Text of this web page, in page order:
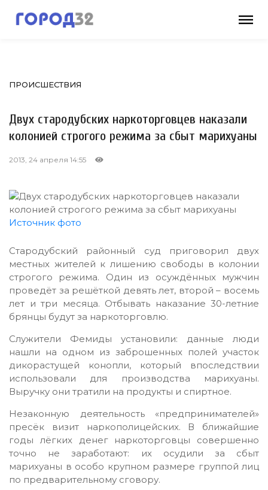
ПРОИСШЕСТВИЯ
Двух стародубских наркоторговцев наказали
колонией строгого режима за сбыт марихуаны
2013, 24 апреля 14:55
Источник фото
Стародубский районный суд приговорил двух
местных жителей к лишению свободы в колонии
строгого режима. Один из осуждённых мужчин
проведёт за решёткой девять лет, второй – восемь
лет и три месяца. Отбывать наказание 30-летние
брянцы будут за наркоторговлю.
Служители Фемиды установили: данные люди
нашли на одном из заброшенных полей участок
дикорастущей конопли, который впоследствии
использовали для производства марихуаны.
Выручку они тратили на продукты и спиртное.
Незаконную деятельность «предпринимателей»
пресёк визит наркополицейских. В ближайшие
годы лёгких денег наркоторговцы совершенно
точно не заработают: их осудили за сбыт
марихуаны в особо крупном размере группой лиц
по предварительному сговору.